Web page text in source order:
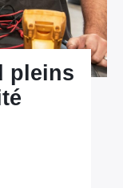
pleins